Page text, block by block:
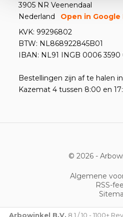
3905 NR Veenendaal
Nederland
Open in Google
KVK: 99296802
BTW: NL868922845B01
IBAN: NL91 INGB 0006 3590
Bestellingen zijn af te halen
Kazemat 4 tussen 8:00 en
© 2026 -
Algemene
RSS-
Arbowinkel B.V. 8,1 /10 - 1100+